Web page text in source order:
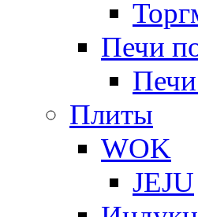
Печи
Плиты
WOK
JEJU